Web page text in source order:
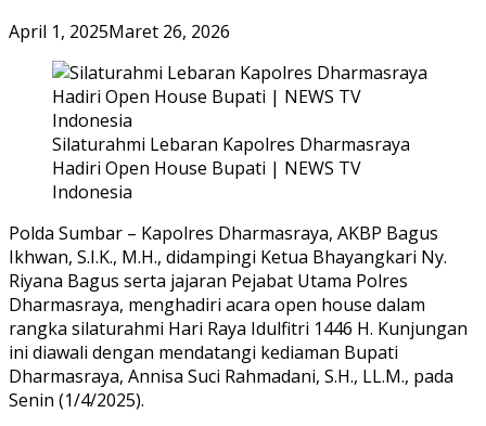
April 1, 2025Maret 26, 2026
Silaturahmi Lebaran Kapolres Dharmasraya
Hadiri Open House Bupati | NEWS TV
Indonesia
Polda Sumbar – Kapolres Dharmasraya, AKBP Bagus
Ikhwan, S.I.K., M.H., didampingi Ketua Bhayangkari Ny.
Riyana Bagus serta jajaran Pejabat Utama Polres
Dharmasraya, menghadiri acara open house dalam
rangka silaturahmi Hari Raya Idulfitri 1446 H. Kunjungan
ini diawali dengan mendatangi kediaman Bupati
Dharmasraya, Annisa Suci Rahmadani, S.H., LL.M., pada
Senin (1/4/2025).